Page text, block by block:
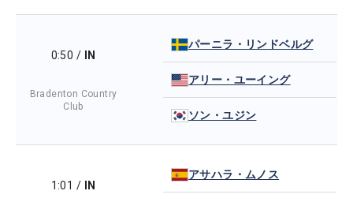
0:50 / IN
Bradenton Country
Club
パーニラ・リンドベルグ
アリー・ユーイング
ソン・ユジン
1:01 / IN
アサハラ・ムノス